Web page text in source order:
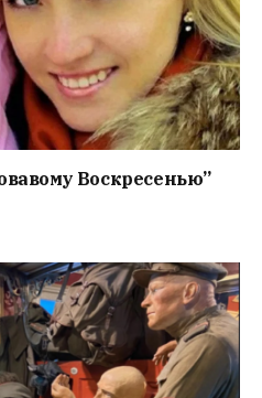
Воскресенью”